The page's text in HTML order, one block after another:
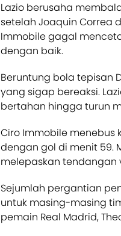
Lazio berusaha
setelah Joaquin Correa
Immobile gagal
dengan baik.
Beruntung bola tepisan
yang sigap bereaksi.
bertahan hingga turun
Ciro Immobile
dengan gol di menit 59.
melepaskan tendangan
Sejumlah pergantian
untuk masing-masing
pemain Real Madrid,